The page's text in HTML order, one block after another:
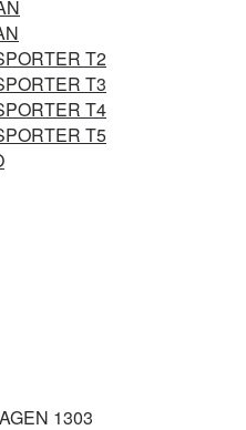
T2
T3
T4
T5
1303